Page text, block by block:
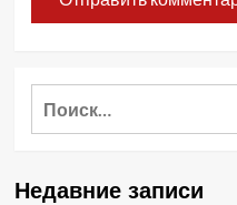
Недавние записи